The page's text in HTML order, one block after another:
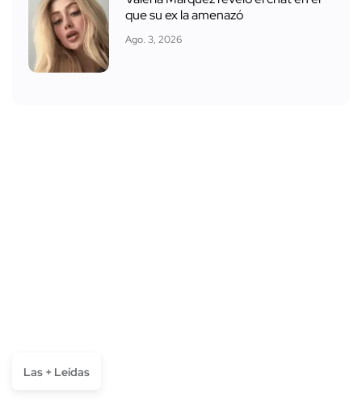
que su ex la amenazó
Ago. 3, 2026
Las + Leídas